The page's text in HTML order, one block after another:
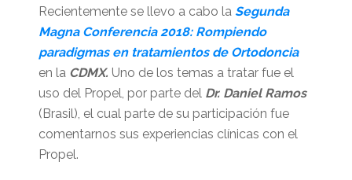
Recientemente se llevo a cabo la Segunda
Magna Conferencia 2018: Rompiendo
paradigmas en tratamientos de Ortodoncia
en la CDMX. Uno de los temas a tratar fue el
uso del Propel, por parte del Dr. Daniel Ramos
(Brasil), el cual parte de su participación fue
comentarnos sus experiencias clínicas con el
Propel.